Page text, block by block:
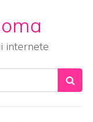
internete